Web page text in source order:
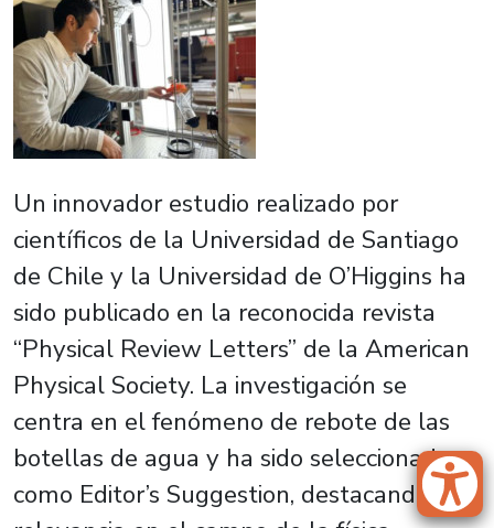
Un innovador estudio realizado por
científicos de la Universidad de Santiago
de Chile y la Universidad de O’Higgins ha
sido publicado en la reconocida revista
“Physical Review Letters” de la American
Physical Society. La investigación se
centra en el fenómeno de rebote de las
botellas de agua y ha sido seleccionada
como Editor’s Suggestion, destacando su